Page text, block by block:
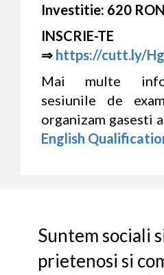
Investitie: 620 RON
⇒ https://cutt.ly/
Mai multe
sesiunile de
organizam gasesti
English
Suntem sociali
prietenosi si